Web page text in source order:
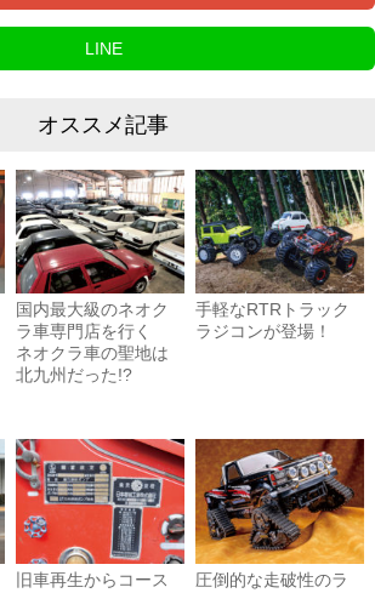
LINE
オススメ記事
国内最大級のネオク
ラ車専門店を行く
ネオクラ車の聖地は
北九州だった!?
手軽なRTRトラック
ラジコンが登場！
旧車再生からコース
圧倒的な走破性のラ